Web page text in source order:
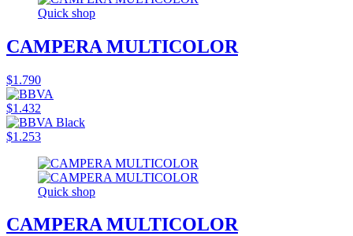
Quick shop
CAMPERA MULTICOLOR
$1.790
$1.432
$1.253
Quick shop
CAMPERA MULTICOLOR